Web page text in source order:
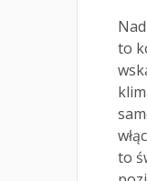
to
to